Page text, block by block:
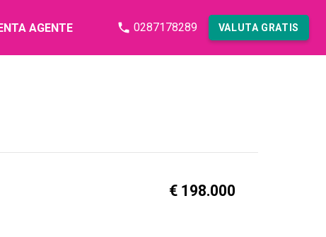
AGENTE 0287178289 VALUTA GRATIS
€ 198.000